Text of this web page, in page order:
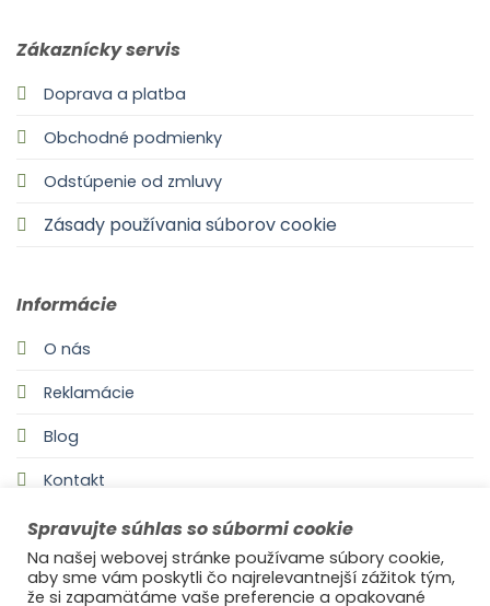
Zákaznícky servis
Doprava a platba
Obchodné podmienky
Odstúpenie od zmluvy
Zásady používania súborov cookie
Informácie
O nás
Reklamácie
Blog
Kontakt
Spravujte súhlas so súbormi cookie
Na našej webovej stránke používame súbory cookie,
aby sme vám poskytli čo najrelevantnejší zážitok tým,
že si zapamätáme vaše preferencie a opakované